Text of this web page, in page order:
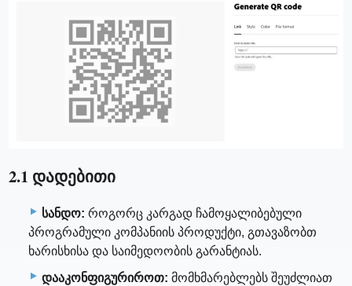
2.1 დადებითი
სანდო: როგორც კარგად ჩამოყალიბებული
პროგრამული კომპანიის პროდუქტი, გთავაზობთ
ხარისხისა და საიმედოობის გარანტიას.
დააკონფიგურიროთ: მომხმარებლებს შეუძლიათ